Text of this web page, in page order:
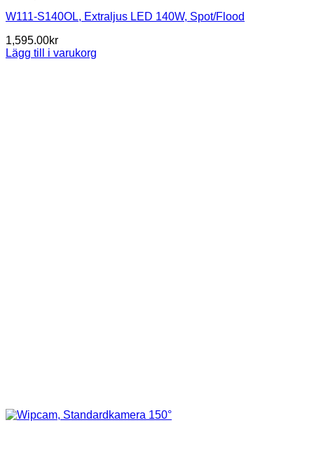
W111-S140OL, Extraljus LED 140W, Spot/Flood
1,595.00kr
Lägg till i varukorg